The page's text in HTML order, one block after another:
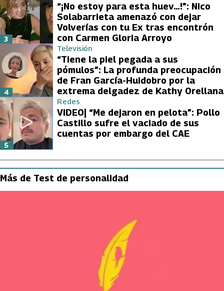
“¡No estoy para esta huev…!”: Nico
Solabarrieta amenazó con dejar
Volverías con tu Ex tras encontrón
con Carmen Gloria Arroyo
3
Televisión
“Tiene la piel pegada a sus
pómulos”: La profunda preocupación
de Fran García-Huidobro por la
extrema delgadez de Kathy Orellana
4
Redes
VIDEO| “Me dejaron en pelota”: Pollo
Castillo sufre el vaciado de sus
cuentas por embargo del CAE
5
Más de Test de personalidad